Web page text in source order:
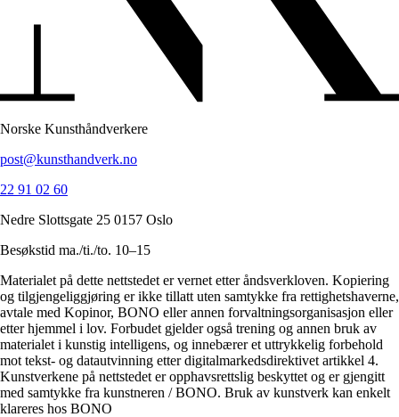
Norske Kunsthåndverkere
post@kunsthandverk.no
22 91 02 60
Nedre Slottsgate 25 0157 Oslo
Besøkstid ma./ti./to. 10–15
Materialet på dette nettstedet er vernet etter åndsverkloven. Kopiering
og tilgjengeliggjøring er ikke tillatt uten samtykke fra rettighetshaverne,
avtale med Kopinor, BONO eller annen forvaltningsorganisasjon eller
etter hjemmel i lov. Forbudet gjelder også trening og annen bruk av
materialet i kunstig intelligens, og innebærer et uttrykkelig forbehold
mot tekst- og datautvinning etter digitalmarkedsdirektivet artikkel 4.
Kunstverkene på nettstedet er opphavsrettslig beskyttet og er gjengitt
med samtykke fra kunstneren / BONO. Bruk av kunstverk kan enkelt
klareres hos BONO